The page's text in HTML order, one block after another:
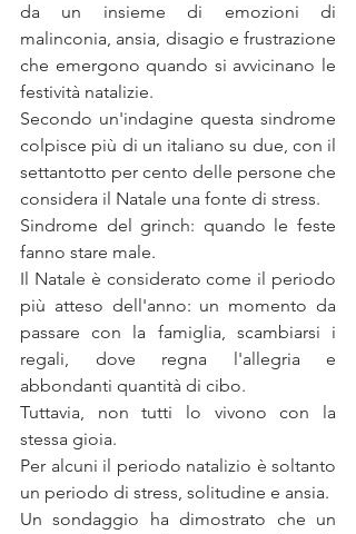
da un insieme di emozioni di
malinconia, ansia, disagio e frustrazione
che emergono quando si avvicinano le
festività natalizie.
Secondo un'indagine questa sindrome
colpisce più di un italiano su due, con il
settantotto per cento delle persone che
considera il Natale una fonte di stress.
Sindrome del grinch: quando le feste
fanno stare male.
Il Natale è considerato come il periodo
più atteso dell'anno: un momento da
passare con la famiglia, scambiarsi i
regali, dove regna l'allegria e
abbondanti quantità di cibo.
Tuttavia, non tutti lo vivono con la
stessa gioia.
Per alcuni il periodo natalizio è soltanto
un periodo di stress, solitudine e ansia.
Un sondaggio ha dimostrato che un